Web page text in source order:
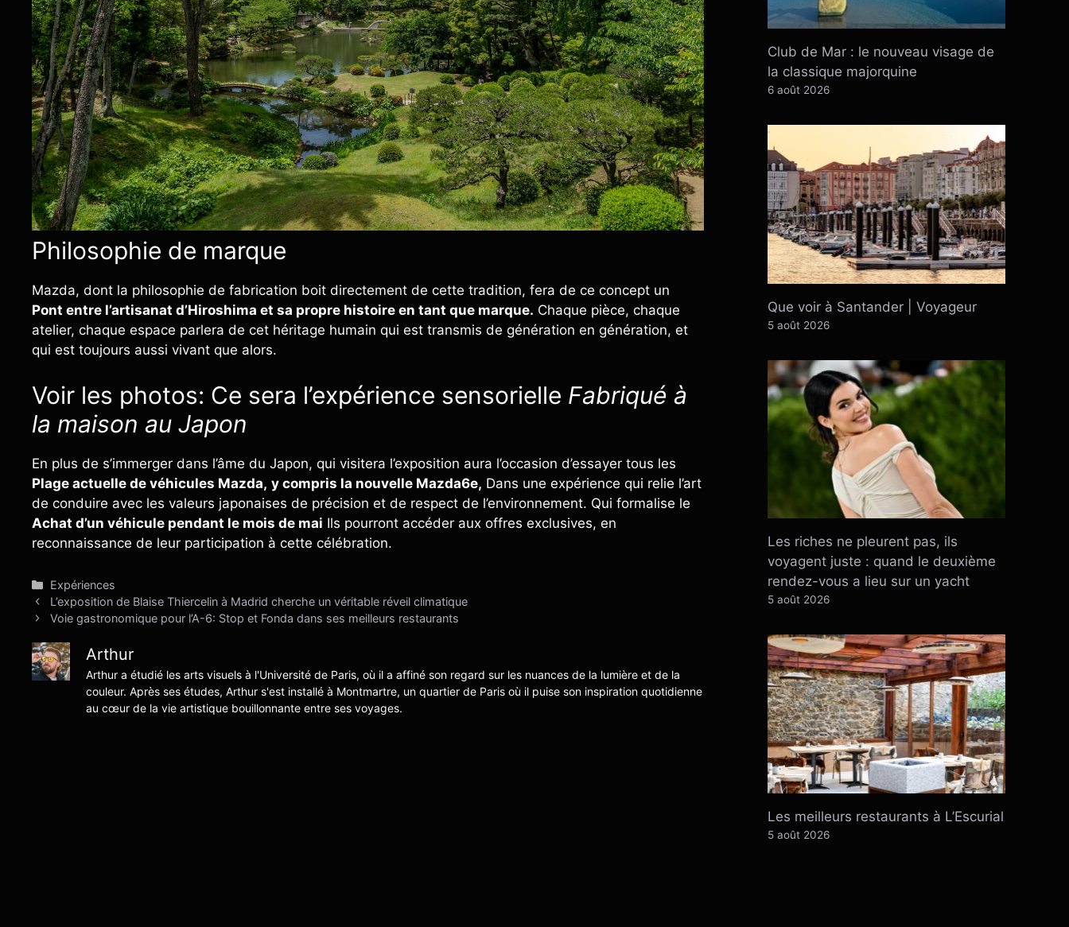
Philosophie de marque
Mazda, dont la philosophie de fabrication boit directement de cette tradition, fera de ce concept un
Pont entre l’artisanat d’Hiroshima et sa propre histoire en tant que marque. Chaque pièce, chaque
atelier, chaque espace parlera de cet héritage humain qui est transmis de génération en génération, et
qui est toujours aussi vivant que alors.
Voir les photos: Ce sera l’expérience sensorielle Fabriqué à
la maison au Japon
En plus de s’immerger dans l’âme du Japon, qui visitera l’exposition aura l’occasion d’essayer tous les
Plage actuelle de véhicules Mazda, y compris la nouvelle Mazda6e, Dans une expérience qui relie l’art
de conduire avec les valeurs japonaises de précision et de respect de l’environnement. Qui formalise le
Achat d’un véhicule pendant le mois de mai Ils pourront accéder aux offres exclusives, en
reconnaissance de leur participation à cette célébration.
Catégories
Expériences
L’exposition de Blaise Thiercelin à Madrid cherche un véritable réveil climatique
Voie gastronomique pour l’A-6: Stop et Fonda dans ses meilleurs restaurants
Arthur
Arthur a étudié les arts visuels à l'Université de Paris, où il a affiné son regard sur les nuances de la lumière et de la
couleur. Après ses études, Arthur s'est installé à Montmartre, un quartier de Paris où il puise son inspiration quotidienne
au cœur de la vie artistique bouillonnante entre ses voyages.
Club de Mar : le nouveau visage de
la classique majorquine
6 août 2026
Que voir à Santander | Voyageur
5 août 2026
Les riches ne pleurent pas, ils
voyagent juste : quand le deuxième
rendez-vous a lieu sur un yacht
5 août 2026
Les meilleurs restaurants à L’Escurial
5 août 2026